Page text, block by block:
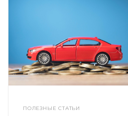
ПОЛЕЗНЫЕ СТАТЬИ